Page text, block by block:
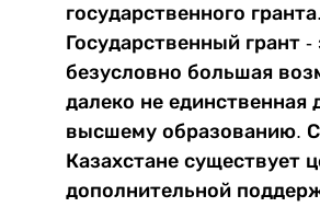
государственного гранта.
Государственный грант -
безусловно большая
далеко не единственная
высшему образованию.
Казахстане существует
дополнительной